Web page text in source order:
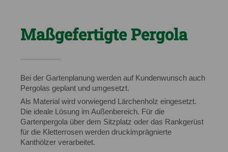
Maßgefertigte Pergola
Bei der Gartenplanung werden auf Kundenwunsch auch
Pergolas geplant und umgesetzt.
Als Material wird vorwiegend Lärchenholz eingesetzt.
Die ideale Lösung im Außenbereich. Für die
Gartenpergola über dem Sitzplatz oder das Rankgerüst
für die Kletterrosen werden druckimprägnierte
Kanthölzer verarbeitet.